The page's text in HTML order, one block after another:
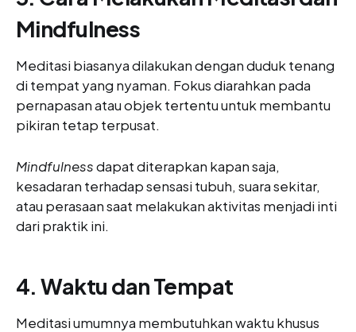
Mindfulness
Meditasi biasanya dilakukan dengan duduk tenang
di tempat yang nyaman. Fokus diarahkan pada
pernapasan atau objek tertentu untuk membantu
pikiran tetap terpusat.
Mindfulnessdapat diterapkan kapan saja,
kesadaran terhadap sensasi tubuh, suara sekitar,
atau perasaan saat melakukan aktivitas menjadi inti
dari praktik ini.
4. Waktu dan Tempat
Meditasi umumnya membutuhkan waktu khusus